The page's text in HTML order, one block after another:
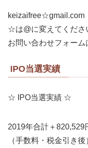
keizaifree☆gmail.com
☆は@に変えてくださ
お問い合わせフォーム
IPO当選実績
☆ IPO当選実績 ☆
2019年合計＋820,529
（手数料・税金引き後